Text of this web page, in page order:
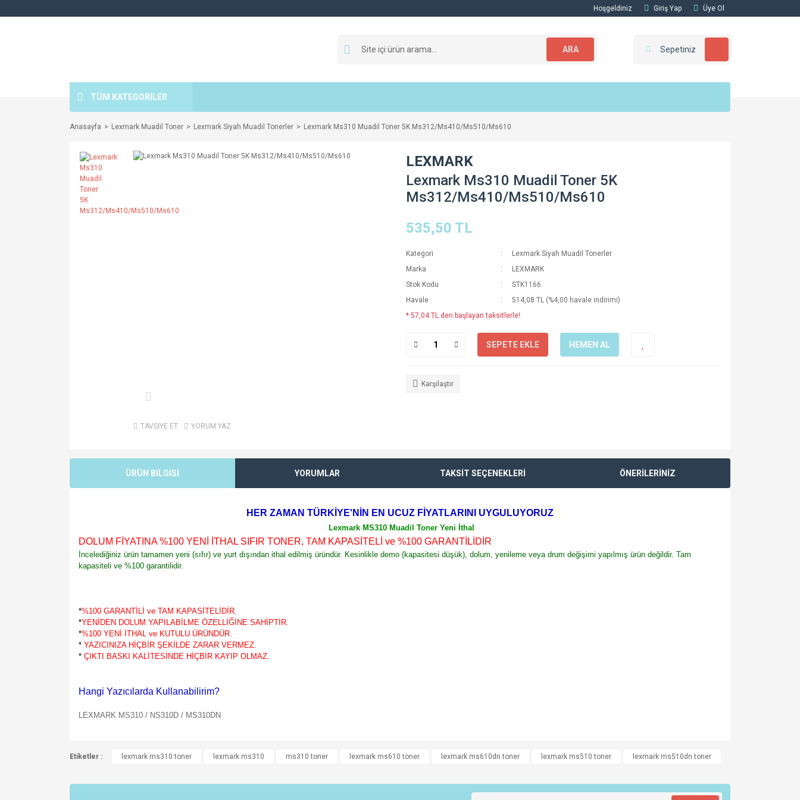
Hoşgeldiniz Giriş Yap Üye Ol
ARA Sepetiniz
TÜM KATEGORİLER
Anasayfa Lexmark Muadil Toner Lexmark Siyah Muadil Tonerler Lexmark Ms310 Muadil Toner 5K Ms312/Ms410/Ms510/Ms610
TAVSİYE ET YORUM YAZ
LEXMARK
Lexmark Ms310 Muadil Toner 5K
Ms312/Ms410/Ms510/Ms610
535,50 TL
Kategori
Lexmark Siyah Muadil Tonerler
Marka
LEXMARK
Stok Kodu
STK1166
Havale
514,08 TL (%4,00 havale indirimi)
* 57,04 TL den başlayan taksitlerle!
SEPETE EKLE HEMEN AL
Karşılaştır
ÜRÜN BİLGİSİ YORUMLAR TAKSİT SEÇENEKLERİ ÖNERİLERİNİZ
HER ZAMAN TÜRKİYE'NİN EN UCUZ FİYATLARINI UYGULUYORUZ
Lexmark MS310 Muadil Toner Yeni İthal
DOLUM FİYATINA %100 YENİ İTHAL SIFIR TONER, TAM KAPASİTELİ ve %100 GARANTİLİDİR
İncelediğiniz ürün tamamen yeni (sıfır) ve yurt dışından ithal edilmiş üründür. Kesinlikle demo (kapasitesi düşük), dolum, yenileme veya drum değişimi yapılmış ürün değildir. Tam
kapasiteli ve %100 garantilidir.
*%100 GARANTİLİ ve TAM KAPASİTELİDİR.
*YENİDEN DOLUM YAPILABİLME ÖZELLİĞİNE SAHİPTİR.
*%100 YENİ İTHAL ve KUTULU ÜRÜNDÜR.
* YAZICINIZA HİÇBİR ŞEKİLDE ZARAR VERMEZ.
* ÇIKTI BASKI KALİTESİNDE HİÇBİR KAYIP OLMAZ.
Hangi Yazıcılarda Kullanabilirim?
LEXMARK MS310 / NS310D / MS310DN
Görüş ve önerileriniz için teşekkür ederiz.
Etiketler : lexmark ms310 toner lexmark ms310 ms310 toner lexmark ms610 toner lexmark ms610dn toner lexmark ms510 toner lexmark ms510dn toner